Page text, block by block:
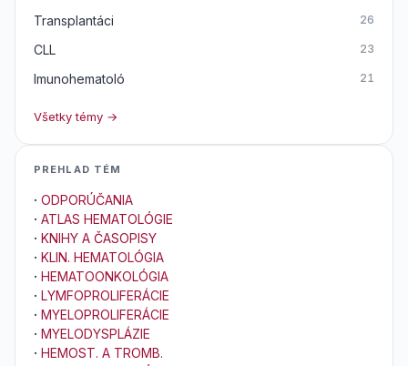
Transplantáci 26
CLL 23
Imunohematoló 21
Všetky témy →
PREHLAD TÉM
· ODPORÚČANIA
· ATLAS HEMATOLÓGIE
· KNIHY A ČASOPISY
· KLIN. HEMATOLÓGIA
· HEMATOONKOLÓGIA
· LYMFOPROLIFERÁCIE
· MYELOPROLIFERÁCIE
· MYELODYSPLÁZIE
· HEMOST. A TROMB.